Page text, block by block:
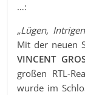
…:
„Lügen,
Mit der neuen
VINCENT
großen RTL-
wurde im